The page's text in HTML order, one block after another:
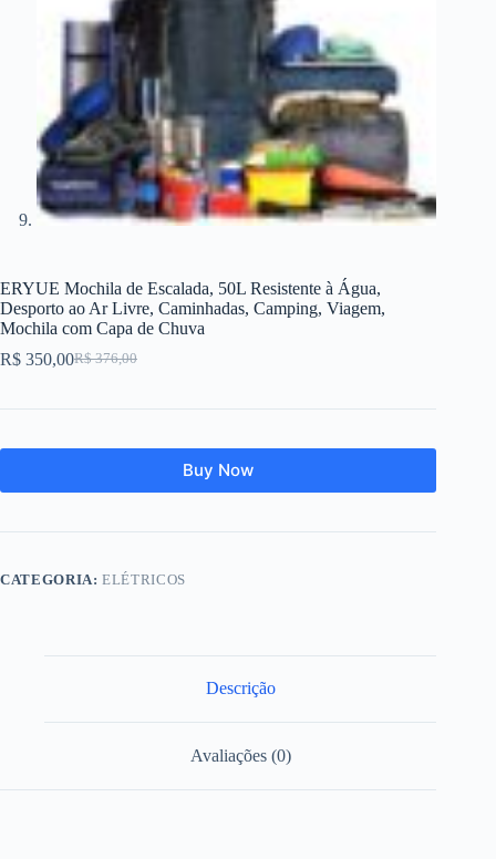
ERYUE Mochila de Escalada, 50L Resistente à Água,
Desporto ao Ar Livre, Caminhadas, Camping, Viagem,
Mochila com Capa de Chuva
R$376,00
O
original
R$ 376,00.
R$ 350,00O
atual
R$ 350,00.
Buy Now
CATEGORIA:ELÉTRICOS
Descrição
Avaliações (0)